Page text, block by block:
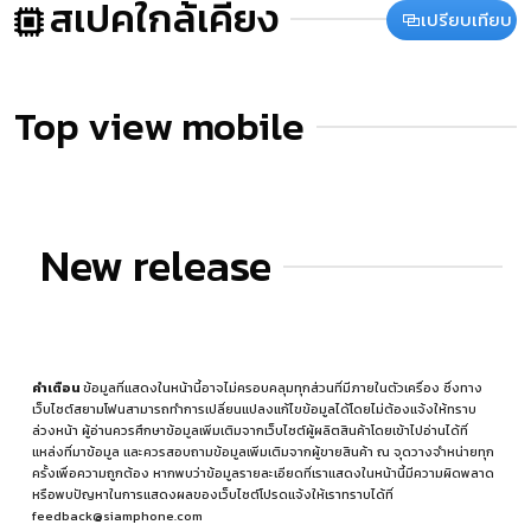
สเปคใกล้เคียง เปรียบเทียบ
Top view mobile
New release
คำเตือนข้อมูลที่แสดงในหน้านี้อาจไม่ครอบคลุมทุกส่วนที่มีภายในตัวเครื่อง ซึ่งทาง
เว็บไซต์สยามโฟนสามารถทำการเปลี่ยนแปลงแก้ไขข้อมูลได้โดยไม่ต้องแจ้งให้ทราบ
ล่วงหน้า ผู้อ่านควรศึกษาข้อมูลเพิ่มเติมจากเว็บไซต์ผู้ผลิตสินค้าโดยเข้าไปอ่านได้ที่
แหล่งที่มาข้อมูล และควรสอบถามข้อมูลเพิ่มเติมจากผู้ขายสินค้า ณ จุดวางจำหน่ายทุก
ครั้งเพื่อความถูกต้อง หากพบว่าข้อมูลรายละเอียดที่เราแสดงในหน้านี้มีความผิดพลาด
หรือพบปัญหาในการแสดงผลของเว็บไซต์โปรดแจ้งให้เราทราบได้ที่
feedback@siamphone.com